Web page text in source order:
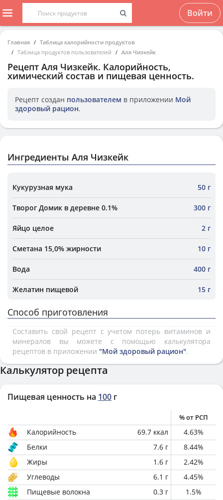
Войти
Главная
Таблица калорийности продуктов
Таблица продуктов пользователей
Аля Чизкейк
Рецепт Аля Чизкейк. Калорийность,
химический состав и пищевая ценность.
Рецепт создан пользователем в приложении Мой
здоровый рацион.
Ингредиенты Аля Чизкейк
Кукурузная мука 50 г
Творог Домик в деревне 0.1% 300 г
Яйцо целое 2 г
Сметана 15,0% жирности 10 г
Вода 400 г
Желатин пищевой 15 г
Способ приготовления
Составить свой рецепт с учетом потерь витаминов и
минералов вы можете с помощью калькулятора
рецептов в приложении "Мой здоровый рацион".
Калькулятор рецепта
Пищевая ценность на 100 г
% от РСП
Калорийность 69.7 ккал 4.63%
Белки
7.6 г 8.44%
Жиры
1.6 г 2.42%
Углеводы
6.1 г 4.45%
Пищевые волокна
0.3 г 1.5%